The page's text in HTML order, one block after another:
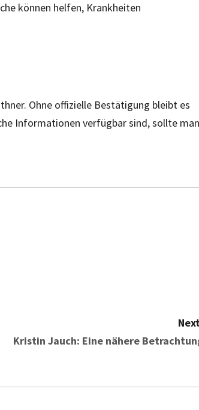
können helfen, Krankheiten
Ohne offizielle Bestätigung bleibt es
Informationen verfügbar sind, sollte man
Kristin Jauch: Eine nähere